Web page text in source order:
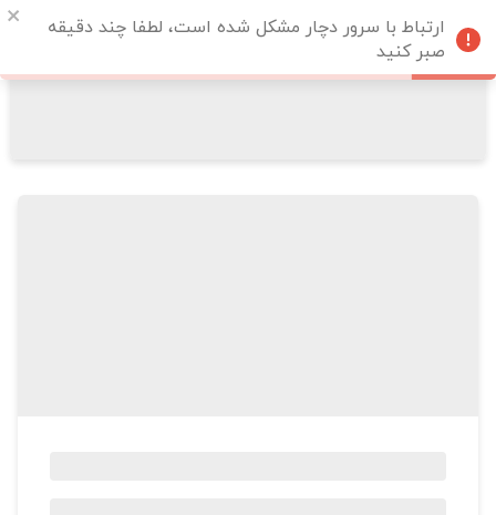
ارتباط با سرور دچار مشکل شده است، لطفا چند دقیقه
صبر کنید